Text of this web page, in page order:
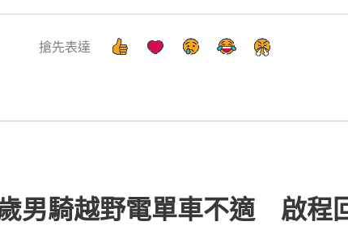
搶先表達
男騎越野電單車不適 啟程